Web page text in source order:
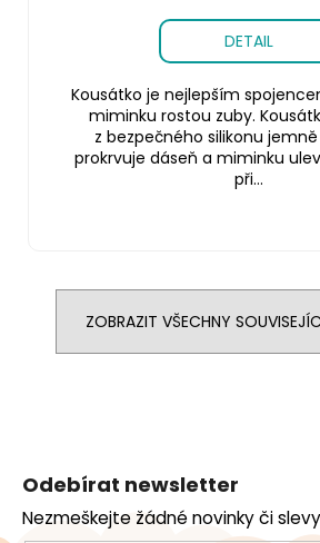
DETAIL
Kousátko je nejlepším
miminku rostou zuby.
z bezpečného silikonu
prokrvuje dáseň a miminku
při...
ZOBRAZIT VŠECHNY
a
Odebírat newsletter
Nezmeškejte žádné novinky či